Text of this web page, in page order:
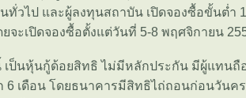
ทั่วไป และผู้ลงทุนสถาบัน เปิดจองซื้อขั้นต่ำ
ยจะเปิดจองซื้อตั้งแต่วันที่ 5-8 พฤศจิกายน
ป็นหุ้นกู้ด้อยสิทธิ ไม่มีหลักประกัน มีผู้แทนถื
6 เดือน โดยธนาคารมีสิทธิไถ่ถอนก่อนวัน